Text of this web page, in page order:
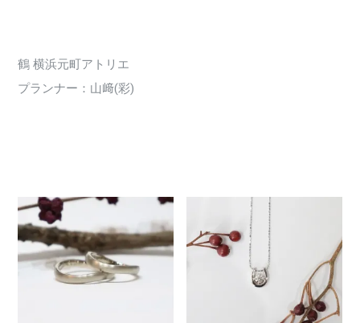
鶴 横浜元町アトリエ
プランナー：山﨑(彩)